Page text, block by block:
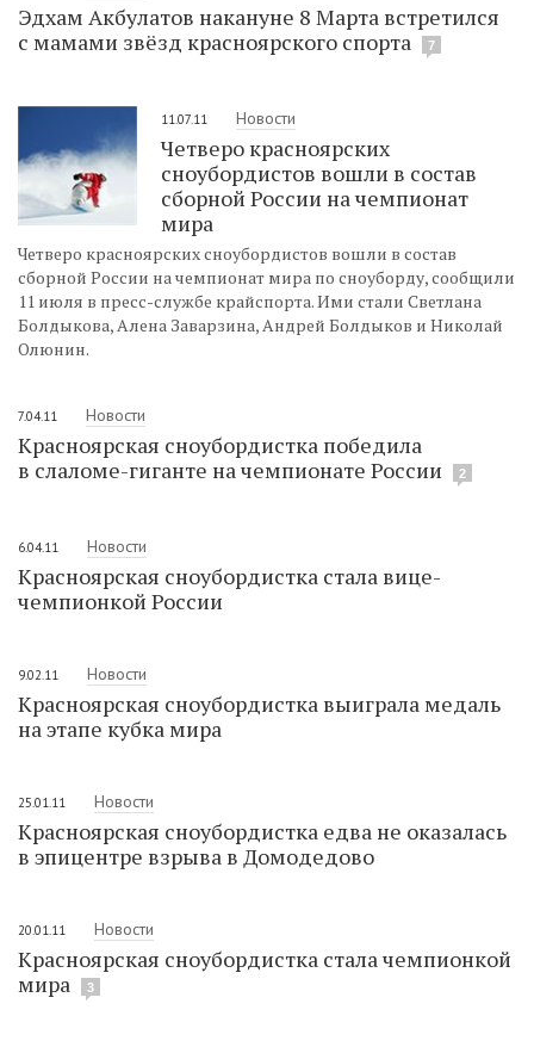
Эдхам Акбулатов накануне 8 Марта встретился
с мамами звёзд красноярского спорта
7
11.07.11 Новости
Четверо красноярских
сноубордистов вошли в состав
сборной России на чемпионат
мира
Четверо красноярских сноубордистов вошли в состав
сборной России на чемпионат мира по сноуборду, сообщили
11 июля в пресс-службе крайспорта. Ими стали Светлана
Болдыкова, Алена Заварзина, Андрей Болдыков и Николай
Олюнин.
7.04.11 Новости
Красноярская сноубордистка победила
в слаломе-гиганте на чемпионате России
2
6.04.11 Новости
Красноярская сноубордистка стала вице-
чемпионкой России
9.02.11 Новости
Красноярская сноубордистка выиграла медаль
на этапе кубка мира
25.01.11 Новости
Красноярская сноубордистка едва не оказалась
в эпицентре взрыва в Домодедово
20.01.11 Новости
Красноярская сноубордистка стала чемпионкой
мира
3